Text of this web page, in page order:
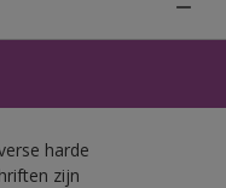
harde
zijn